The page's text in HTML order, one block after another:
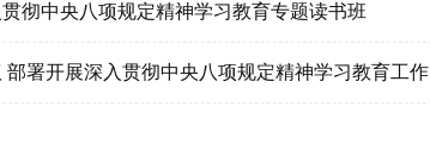
彻中央八项规定精神学习教育专题读书班
署开展深入贯彻中央八项规定精神学习教育工作